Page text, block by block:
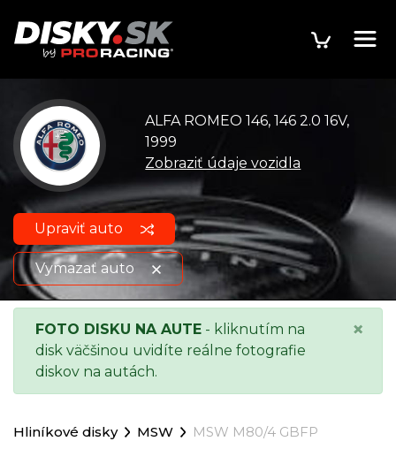
ALFA ROMEO 146, 146 2.0 16V,
1999
Zobraziť údaje vozidla
Upraviť auto
Vymazať auto
16V, 1999
Zobraziť údaje o
vozidle
FOTO DISKU NA AUTE - kliknutím na
disk väčšinou uvidíte reálne fotografie
diskov na autách.
×
Hliníkové disky MSW MSW M80/4 GBFP